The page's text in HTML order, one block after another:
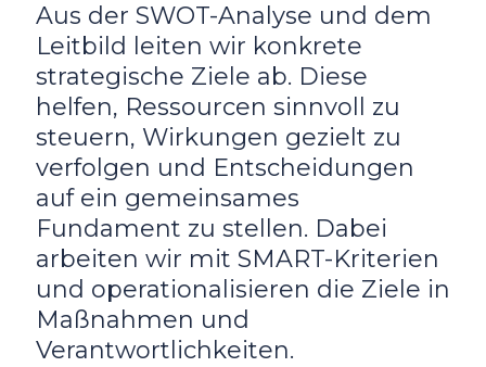
Aus der SWOT-Analyse und dem
Leitbild leiten wir konkrete
strategische Ziele ab. Diese
helfen, Ressourcen sinnvoll zu
steuern, Wirkungen gezielt zu
verfolgen und Entscheidungen
auf ein gemeinsames
Fundament zu stellen. Dabei
arbeiten wir mit SMART-Kriterien
und operationalisieren die Ziele in
Maßnahmen und
Verantwortlichkeiten.